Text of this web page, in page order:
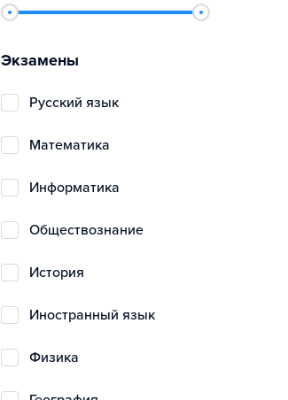
Экзамены
русский язык
математика
информатика
обществознание
история
иностранный язык
физика